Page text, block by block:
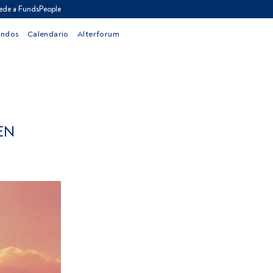
a FundsPeople
Calendario Alterforum